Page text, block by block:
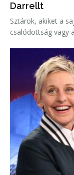
Darrellt
Sztárok, akiket a
csalódottság vagy